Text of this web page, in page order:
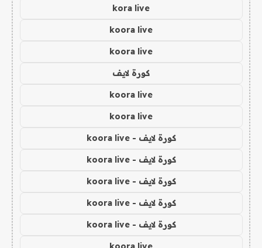
kora live
koora live
koora live
كورة لايف
koora live
koora live
كورة لايف - koora live
كورة لايف - koora live
كورة لايف - koora live
كورة لايف - koora live
كورة لايف - koora live